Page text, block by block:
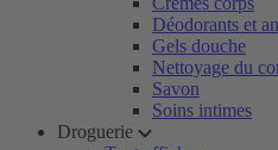
Déodorants et
Gels douche
Nettoyage du
Savon
Soins intimes
Droguerie